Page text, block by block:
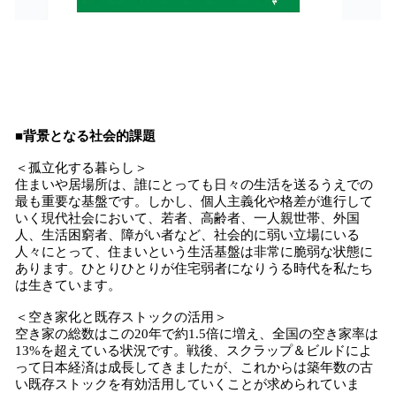
■背景となる社会的課題
＜孤立化する暮らし＞
住まいや居場所は、誰にとっても日々の生活を送るうえでの
最も重要な基盤です。しかし、個人主義化や格差が進行して
いく現代社会において、若者、高齢者、一人親世帯、外国
人、生活困窮者、障がい者など、社会的に弱い立場にいる
人々にとって、住まいという生活基盤は非常に脆弱な状態に
あります。ひとりひとりが住宅弱者になりうる時代を私たち
は生きています。
＜空き家化と既存ストックの活用＞
空き家の総数はこの20年で約1.5倍に増え、全国の空き家率は
13%を超えている状況です。戦後、スクラップ＆ビルドによ
って日本経済は成長してきましたが、これからは築年数の古
い既存ストックを有効活用していくことが求められていま